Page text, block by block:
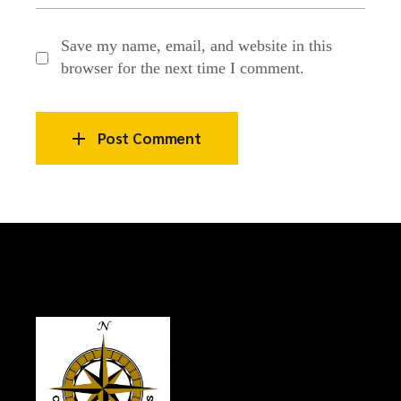
Save my name, email, and website in this
browser for the next time I comment.
Post Comment